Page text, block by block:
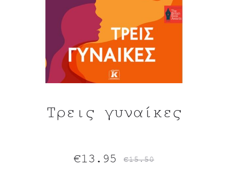
Τρεις γυναίκες
€15.50
Original
€13.95
Η